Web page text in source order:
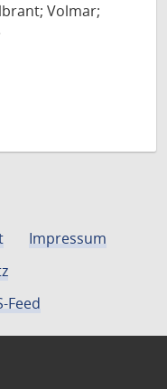
Volmar;
Impressum
Feed